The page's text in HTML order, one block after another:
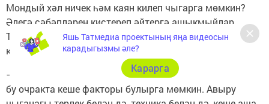
Мондый хәл ничек һәм каян килеп чыгарга мөмкин?
Әлегә сәбәпләрен кистереп әйтергә ашыкмыйлар.
Төрле фаразлар бар: тычканнардан алып диверсиягә
кадәр.
– Хуҗалык читтән терлек алып кайтмаган. Шуңа күрә
бу очракта кеше факторы булырга мөмкин. Авыру
Яшь Татмедиа проектының яңа видеосын
карадыгызмы әле?
Карарга